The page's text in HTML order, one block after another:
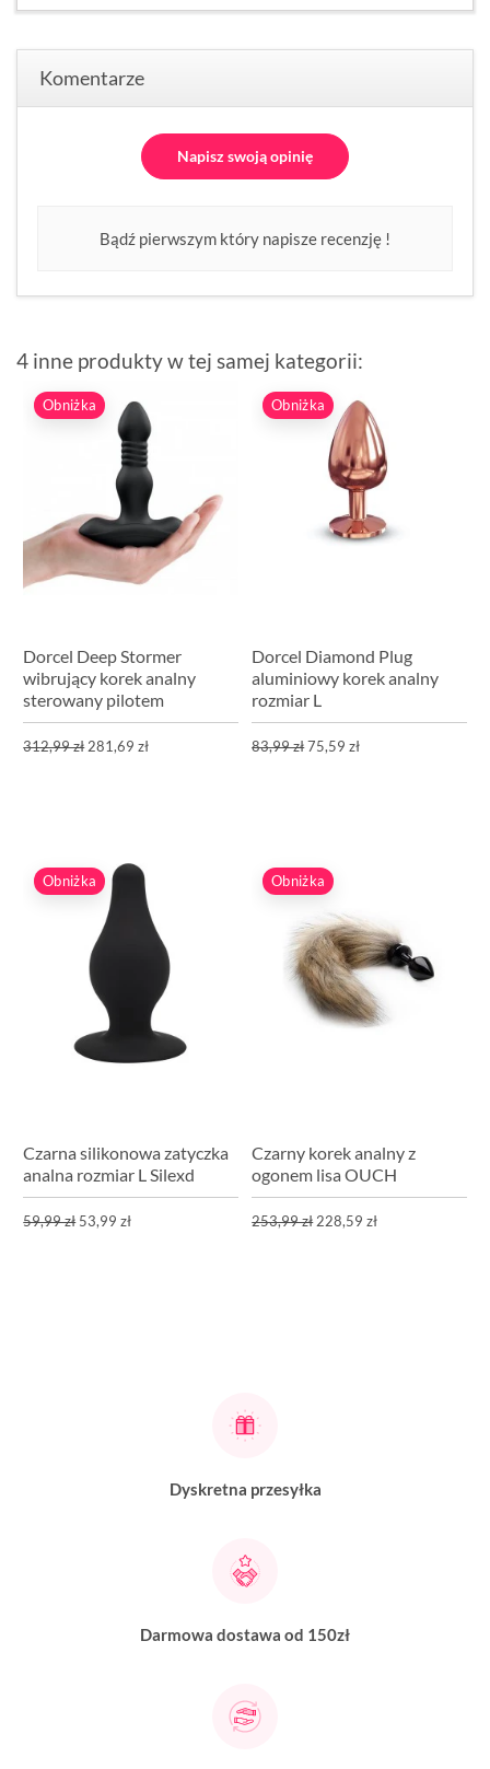
Komentarze
Napisz swoją opinię
Bądź pierwszym który napisze recenzję !
4 inne produkty w tej samej kategorii:
Obniżka
Dorcel Deep Stormer
wibrujący korek analny
sterowany pilotem
312,99 zł 281,69 zł
Obniżka
Dorcel Diamond Plug
aluminiowy korek analny
rozmiar L
83,99 zł75,59 zł
Obniżka
Czarna silikonowa zatyczka
analna rozmiar L Silexd
59,99 zł 53,99 zł
Obniżka
Czarny korek analny z
ogonem lisa OUCH
253,99 zł 228,59 zł
Dyskretna przesyłka
Darmowa dostawa od 150zł